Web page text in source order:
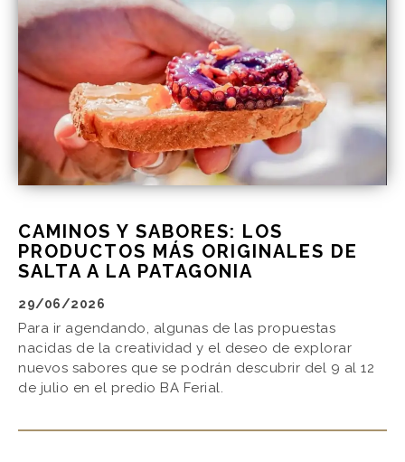
CAMINOS Y SABORES: LOS
PRODUCTOS MÁS ORIGINALES DE
SALTA A LA PATAGONIA
29/06/2026
Para ir agendando, algunas de las propuestas
nacidas de la creatividad y el deseo de explorar
nuevos sabores que se podrán descubrir del 9 al 12
de julio en el predio BA Ferial.